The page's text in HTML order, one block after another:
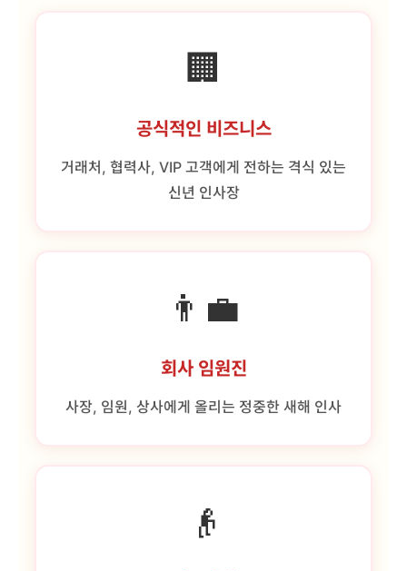
🏢
공식적인 비즈니스
거래처, 협력사, VIP 고객에게 전하는 격식 있는
신년 인사장
👨‍💼
회사 임원진
사장, 임원, 상사에게 올리는 정중한 새해 인사
👴